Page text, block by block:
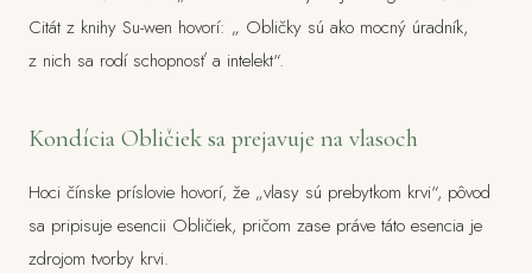
Citát z knihy Su-wen hovorí: „ Obličky sú ako mocný úradník,
z nich sa rodí schopnosť a intelekt“.
Kondícia Obličiek sa prejavuje na vlasoch
Hoci čínske príslovie hovorí, že „vlasy sú prebytkom krvi“, pôvod
sa pripisuje esencii Obličiek, pričom zase práve táto esencia je
zdrojom tvorby krvi.